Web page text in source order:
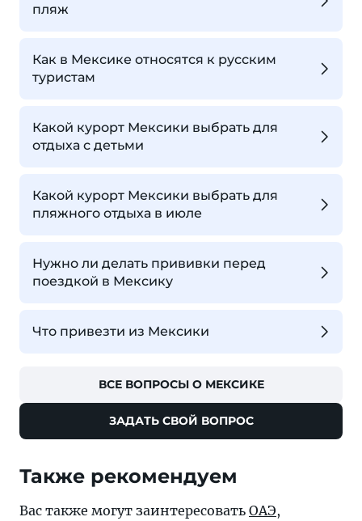
пляж
Как в Мексике относятся к русским
туристам
Какой курорт Мексики выбрать для
отдыха с детьми
Какой курорт Мексики выбрать для
пляжного отдыха в июле
Нужно ли делать прививки перед
поездкой в Мексику
Что привезти из Мексики
ВСЕ ВОПРОСЫ О МЕКСИКЕ
ЗАДАТЬ СВОЙ ВОПРОС
Также рекомендуем
Вас также могут заинтересовать ОАЭ,